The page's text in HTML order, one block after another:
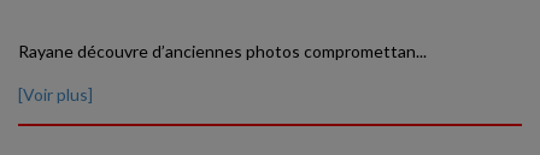
Rayane découvre d’anciennes photos compromettan...
[Voir plus]